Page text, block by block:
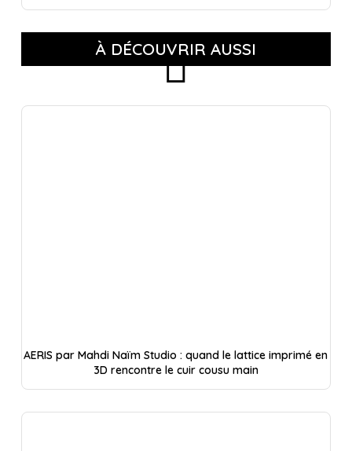
À DÉCOUVRIR AUSSI
AERIS par Mahdi Naïm Studio : quand le lattice imprimé en
3D rencontre le cuir cousu main